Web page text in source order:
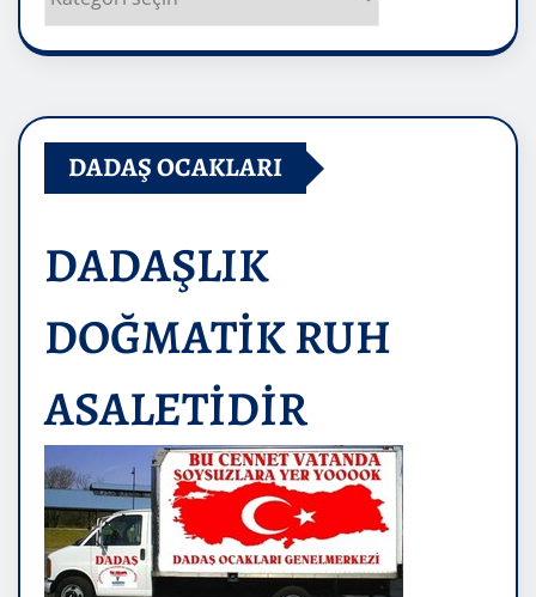
DADAŞ OCAKLARI
DADAŞLIK
DOĞMATİK RUH
ASALETİDİR